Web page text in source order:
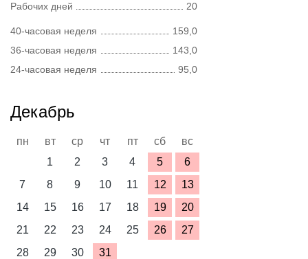
Рабочих дней
20
40-часовая неделя
159,0
36-часовая неделя
143,0
24-часовая неделя
95,0
Декабрь
пн вт ср чт пт сб
вс
1
2 3 4 5
6
7
8 9 10 11 12
13
14
15 16 17 18 19
20
21
22 23 24 25 26
27
28
29 30 31